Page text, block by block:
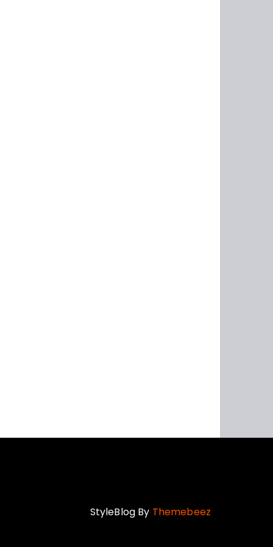
StyleBlog By Themebeez